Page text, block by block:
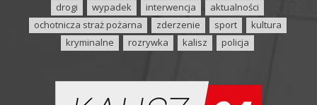
drogi
wypadek interwencja
aktualności
ochotnicza straż pożarna
zderzenie sport
kultura
kryminalne
rozrywka kalisz policja